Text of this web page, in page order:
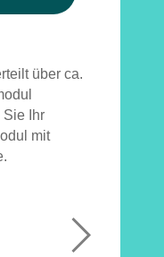
über ca.
Sie Ihr
mit